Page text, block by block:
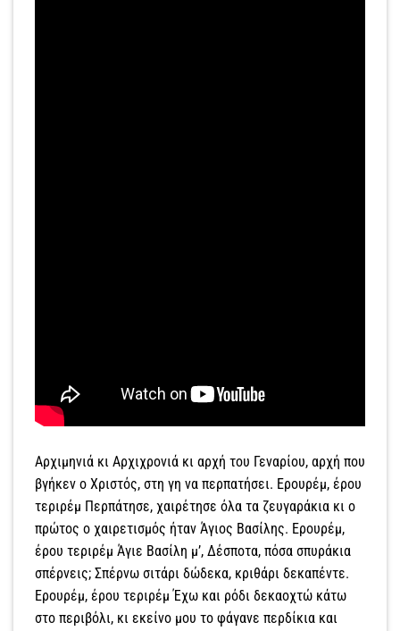
Αρχιμηνιά κι Αρχιχρονιά κι αρχή του Γεναρίου, αρχή που
βγήκεν ο Χριστός, στη γη να περπατήσει. Ερουρέμ, έρου
τεριρέμ Περπάτησε, χαιρέτησε όλα τα ζευγαράκια κι ο
πρώτος ο χαιρετισμός ήταν Άγιος Βασίλης. Ερουρέμ,
έρου τεριρέμ Άγιε Βασίλη μ’, Δέσποτα, πόσα σπυράκια
σπέρνεις; Σπέρνω σιτάρι δώδεκα, κριθάρι δεκαπέντε.
Ερουρέμ, έρου τεριρέμ Έχω και ρόδι δεκαοχτώ κάτω
στο περιβόλι, κι εκείνο μου το φάγανε περδίκια και